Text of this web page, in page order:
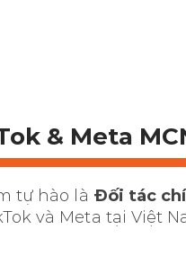
& Meta
tự hào là Đối tác
và Meta tại Việt